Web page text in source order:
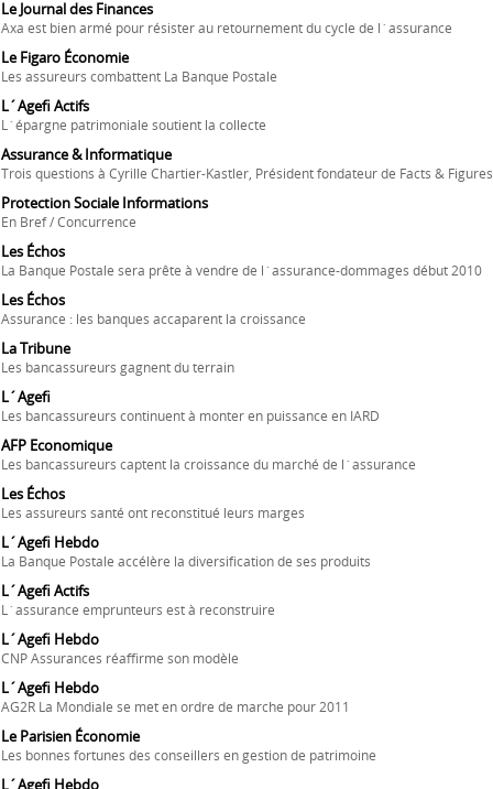
Le Journal des Finances
Axa est bien armé pour résister au retournement du cycle de l´assurance
Le Figaro Économie
Les assureurs combattent La Banque Postale
L´Agefi Actifs
L´épargne patrimoniale soutient la collecte
Assurance & Informatique
Trois questions à Cyrille Chartier-Kastler, Président fondateur de Facts & Figures
Protection Sociale Informations
En Bref / Concurrence
Les Échos
La Banque Postale sera prête à vendre de l´assurance-dommages début 2010
Les Échos
Assurance : les banques accaparent la croissance
La Tribune
Les bancassureurs gagnent du terrain
L´Agefi
Les bancassureurs continuent à monter en puissance en IARD
AFP Economique
Les bancassureurs captent la croissance du marché de l´assurance
Les Échos
Les assureurs santé ont reconstitué leurs marges
L´Agefi Hebdo
La Banque Postale accélère la diversification de ses produits
L´Agefi Actifs
L´assurance emprunteurs est à reconstruire
L´Agefi Hebdo
CNP Assurances réaffirme son modèle
L´Agefi Hebdo
AG2R La Mondiale se met en ordre de marche pour 2011
Le Parisien Économie
Les bonnes fortunes des conseillers en gestion de patrimoine
L´Agefi Hebdo